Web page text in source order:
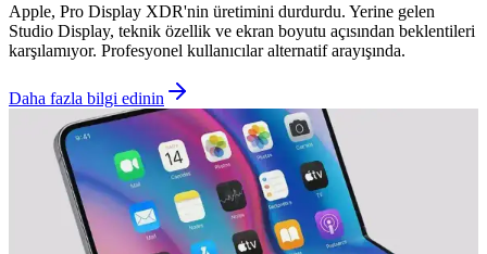
Apple, Pro Display XDR'nin üretimini durdurdu. Yerine gelen
Studio Display, teknik özellik ve ekran boyutu açısından beklentileri
karşılamıyor. Profesyonel kullanıcılar alternatif arayışında.
Daha fazla bilgi edinin